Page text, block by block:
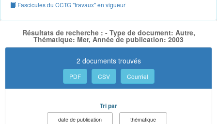
Fascicules du CCTG "travaux" en vigueur
Résultats de recherche : - Type de document: Autre,
Thématique: Mer, Année de publication: 2003
2 documents trouvés
PDF CSV Courriel
Tri par
date de publication
thématique